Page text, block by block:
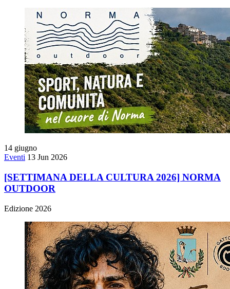
14 giugno
Eventi 13 Jun 2026
[SETTIMANA DELLA CULTURA 2026] NORMA
OUTDOOR
Edizione 2026